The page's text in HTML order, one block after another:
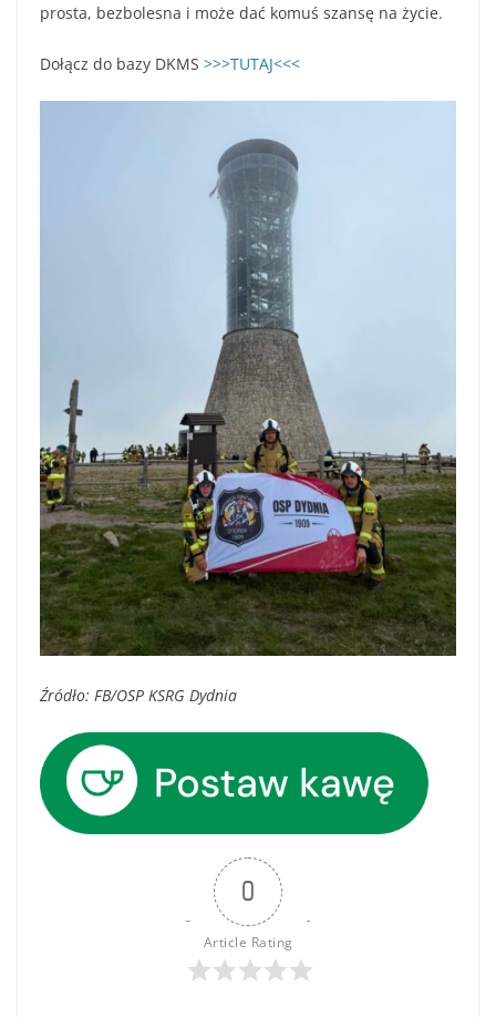
prosta, bezbolesna i może dać komuś szansę na życie.
Dołącz do bazy DKMS >>>TUTAJ<<<
Źródło: FB/OSP KSRG Dydnia
0
Article Rating